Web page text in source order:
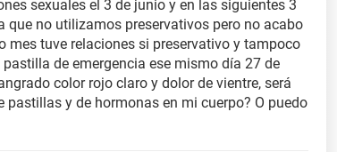
sexuales el 3 de junio y en las siguientes 3
que no utilizamos preservativos pero no acabo
mes tuve relaciones si preservativo y tampoco
de emergencia ese mismo día 27 de
color rojo claro y dolor de vientre, será
pastillas y de hormonas en mi cuerpo? O puedo